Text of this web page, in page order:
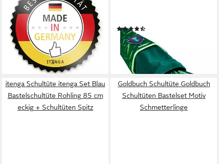
Zuschnitt 6-eckig, 68cm MINT
- Schultüten Rohling zum
Baste
10,29 €
lieferbar - in 4-5 Werktagen bei dir
24,99 €
lieferbar - in 3-4 Werktagen bei dir
itenga Schultüte itenga Set Blau
Bastelschultüte Rohling 85 cm
eckig + Schultüten Spitz
Goldbuch Schultüte Goldbuch
Schultüten Bastelset Motiv
Schmetterlinge